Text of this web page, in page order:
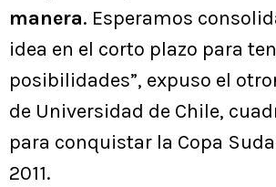
manera. Esperamos
idea en el corto plazo para
posibilidades”, expuso el
de Universidad de Chile,
para conquistar la Copa
2011.